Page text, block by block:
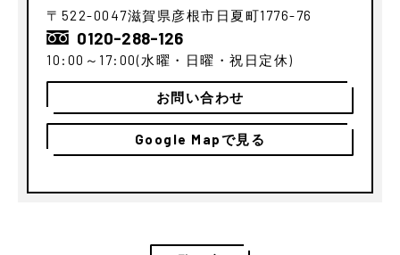
〒522-0047滋賀県彦根市日夏町1776-76
0120-288-126
10:00～17:00(水曜・日曜・祝日定休)
お問い合わせ
Google Mapで見る